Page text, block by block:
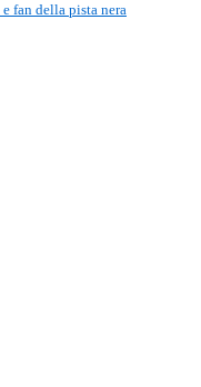
fan della pista nera